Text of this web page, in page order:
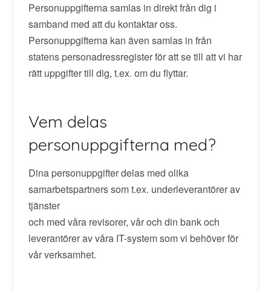
Personuppgifterna samlas in direkt från dig i
samband med att du kontaktar oss.
Personuppgifterna kan även samlas in från
statens personadressregister för att se till att vi har
rätt uppgifter till dig, t.ex. om du flyttar.
Vem delas
personuppgifterna med?
Dina personuppgifter delas med olika
samarbetspartners som t.ex. underleverantörer av
tjänster
och med våra revisorer, vår och din bank och
leverantörer av våra IT-system som vi behöver för
vår verksamhet.